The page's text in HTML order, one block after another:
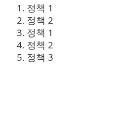
1. 정책 1
2. 정책 2
3. 정책 1
4. 정책 2
5. 정책 3